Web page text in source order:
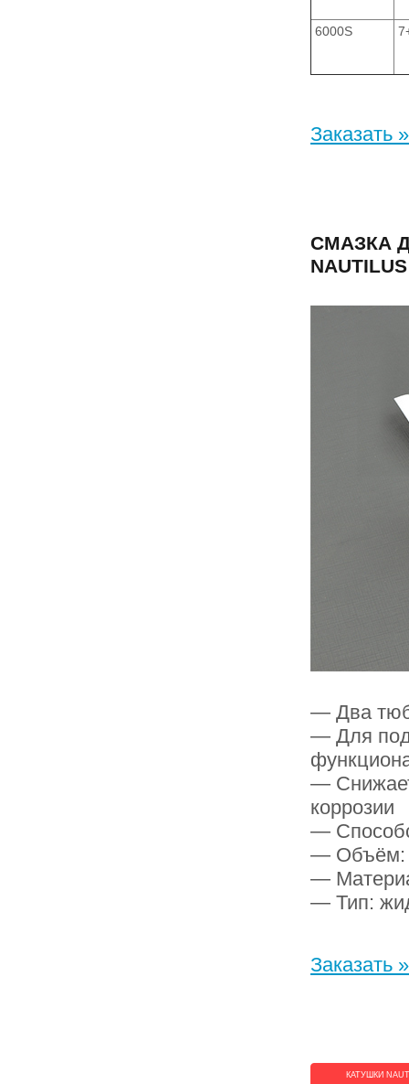
6000S
Заказать »
СМАЗКА
— Два
— Для
—
коррозии
—
— Объём:
—
— Тип:
Заказать »
КАТУШКИ